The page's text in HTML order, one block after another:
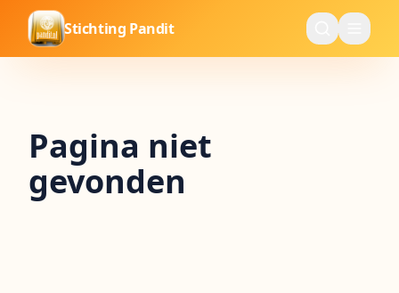
Stichting Pandit
Pagina niet
gevonden